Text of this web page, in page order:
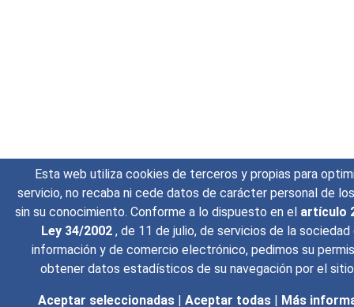
Esta web utiliza cookies de terceros y propias para
servicio, no recaba ni cede datos de carácter personal de
sin su conocimiento. Conforme a lo dispuesto en el artículo
Ley 34/2002 , de 11 de julio, de servicios de la sociedad
información y de comercio electrónico, pedimos su
obtener datos estadísticos de su navegación por el
Aceptar seleccionadas | Aceptar todas | Más